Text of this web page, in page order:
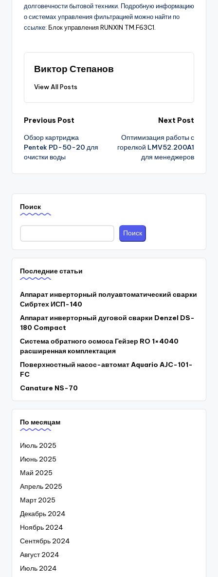
долговечности бытовой техники. Подробную информацию
о системах управления фильтрацией можно найти по
ссылке: Блок управления RUNXIN TM.F63C1.
Виктор Степанов
View All Posts
Post
navigation
Previous Post
Обзор картриджа
Pentek PD-50-20 для
очистки воды
Next Post
Оптимизация работы с
горелкой LMV52.200A1
для менеджеров
Поиск
Поиск
Последние статьи
Аппарат инверторный полуавтоматический сварки
Сибртех ИСП-140
Аппарат инверторный дуговой сварки Denzel DS-
180 Compact
Система обратного осмоса Гейзер RO 1×4040
расширенная комплектация
Поверхностный насос-автомат Aquario AJC-101-
FC
Canature NS-70
По месяцам
Июль 2025
Июнь 2025
Май 2025
Апрель 2025
Март 2025
Декабрь 2024
Ноябрь 2024
Сентябрь 2024
Август 2024
Июль 2024